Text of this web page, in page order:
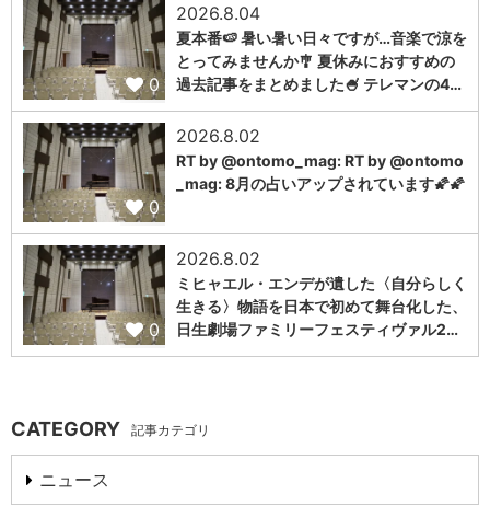
0
2026.8.04
夏本番🍉 暑い暑い日々ですが…音楽で涼を
とってみませんか🎐 夏休みにおすすめの
過去記事をまとめました🍧 テレマンの4…
0
2026.8.02
RT by @ontomo_mag: RT by @ontomo
_mag: 8月の占いアップされています🌠🌠
0
2026.8.02
ミヒャエル・エンデが遺した〈自分らしく
生きる〉物語を日本で初めて舞台化した、
日生劇場ファミリーフェスティヴァル2…
CATEGORY 記事カテゴリ
ニュース